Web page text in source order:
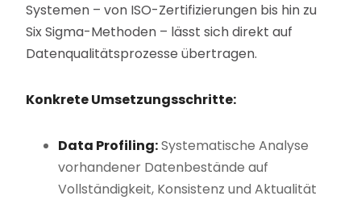
Systemen – von ISO-Zertifizierungen bis hin zu
Six Sigma-Methoden – lässt sich direkt auf
Datenqualitätsprozesse übertragen.
Konkrete Umsetzungsschritte:
Data Profiling:Systematische Analyse
vorhandener Datenbestände auf
Vollständigkeit, Konsistenz und Aktualität